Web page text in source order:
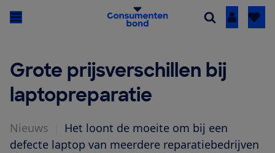
Inloggen
Grote prijsverschillen bij
laptopreparatie
Nieuws
Het loont de moeite om bij een
defecte laptop van meerdere reparatiebedrijven